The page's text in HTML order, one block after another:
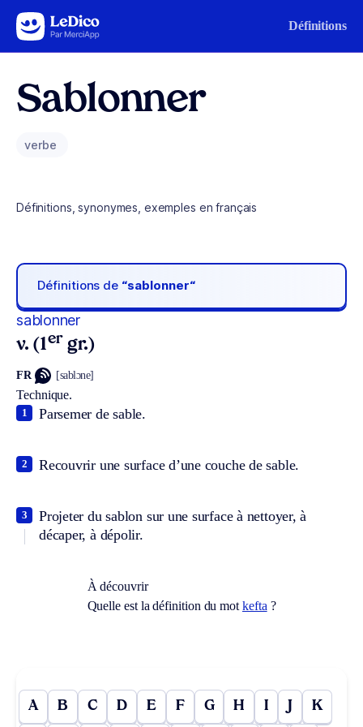
Aller au contenu Définitions
Sablonner
verbe
Définitions, synonymes, exemples en français
Définitions de “sablonner“
sablonner
v. (1er gr.)
FR [sablɔne]
Technique.
Parsemer de sable.
1
Recouvrir une surface d’une couche de sable.
2
Projeter du sablon sur une surface à nettoyer, à
décaper, à dépolir.
3
À découvrir
Quelle est la définition du mot kefta ?
A B C D E F G H I J K